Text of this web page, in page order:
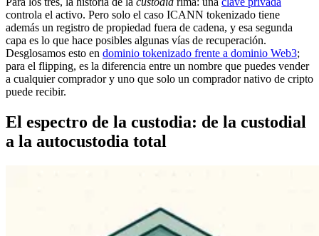
controla el activo. Pero solo el caso ICANN tokenizado tiene
además un registro de propiedad fuera de cadena, y esa segunda
capa es lo que hace posibles algunas vías de recuperación.
Desglosamos esto en dominio tokenizado frente a dominio Web3;
para el flipping, es la diferencia entre un nombre que puedes vender
a cualquier comprador y uno que solo un comprador nativo de cripto
puede recibir.
El espectro de la custodia: de la custodial
a la autocustodia total